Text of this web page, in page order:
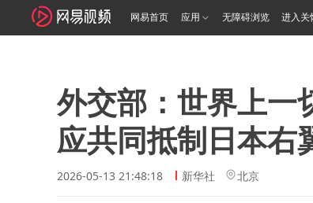
网易首页 应用 无障碍浏览 进入关
外交部：世界上一
应共同抵制日本右
2026-05-13 21:48:18 新华社 北京